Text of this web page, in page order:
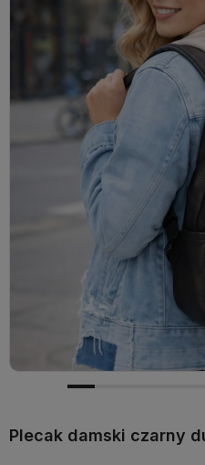
Wybierz coś dla siebie z
zaloguj się, aby
z
Plecak damski czarny